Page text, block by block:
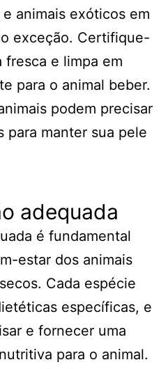
animais exóticos em
exceção. Certifique-
fresca e limpa em
para o animal beber.
podem precisar
para manter sua pele
adequada
é fundamental
estar dos animais
Cada espécie
específicas, e
e fornecer uma
para o animal.